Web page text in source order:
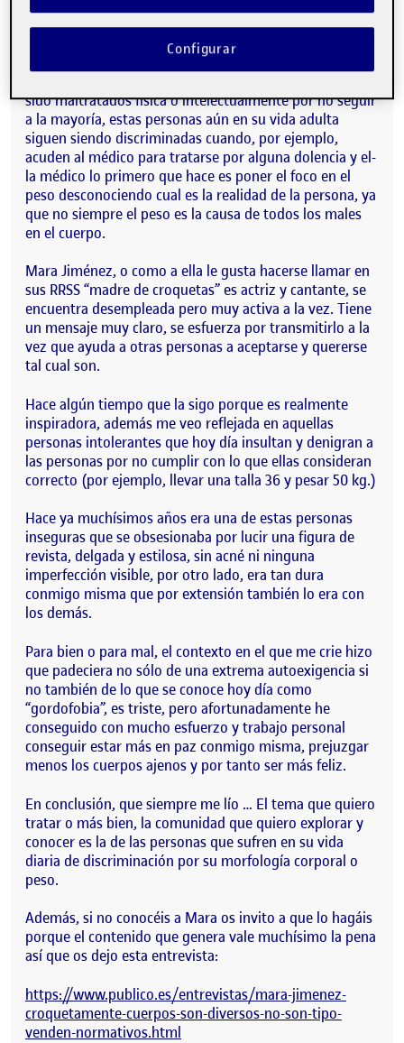
del Sur.
Si bien es cierto que muchos-as de nosotros-as y en
sido maltratados física o intelectualmente por no seguir
a la mayoría, estas personas aún en su vida adulta
siguen siendo discriminadas cuando, por ejemplo,
acuden al médico para tratarse por alguna dolencia y el-
la médico lo primero que hace es poner el foco en el
peso desconociendo cual es la realidad de la persona, ya
que no siempre el peso es la causa de todos los males
en el cuerpo.
Mara Jiménez, o como a ella le gusta hacerse llamar en
sus RRSS “madre de croquetas” es actriz y cantante, se
encuentra desempleada pero muy activa a la vez. Tiene
un mensaje muy claro, se esfuerza por transmitirlo a la
vez que ayuda a otras personas a aceptarse y quererse
tal cual son.
Hace algún tiempo que la sigo porque es realmente
inspiradora, además me veo reflejada en aquellas
personas intolerantes que hoy día insultan y denigran a
las personas por no cumplir con lo que ellas consideran
correcto (por ejemplo, llevar una talla 36 y pesar 50 kg.)
Hace ya muchísimos años era una de estas personas
inseguras que se obsesionaba por lucir una figura de
revista, delgada y estilosa, sin acné ni ninguna
imperfección visible, por otro lado, era tan dura
conmigo misma que por extensión también lo era con
los demás.
Para bien o para mal, el contexto en el que me crie hizo
que padeciera no sólo de una extrema autoexigencia si
no también de lo que se conoce hoy día como
“gordofobia”, es triste, pero afortunadamente he
conseguido con mucho esfuerzo y trabajo personal
conseguir estar más en paz conmigo misma, prejuzgar
menos los cuerpos ajenos y por tanto ser más feliz.
En conclusión, que siempre me lío … El tema que quiero
tratar o más bien, la comunidad que quiero explorar y
conocer es la de las personas que sufren en su vida
diaria de discriminación por su morfología corporal o
peso.
Además, si no conocéis a Mara os invito a que lo hagáis
porque el contenido que genera vale muchísimo la pena
así que os dejo esta entrevista:
https://www.publico.es/entrevistas/mara-jimenez-
croquetamente-cuerpos-son-diversos-no-son-tipo-
venden-normativos.html
Configurar